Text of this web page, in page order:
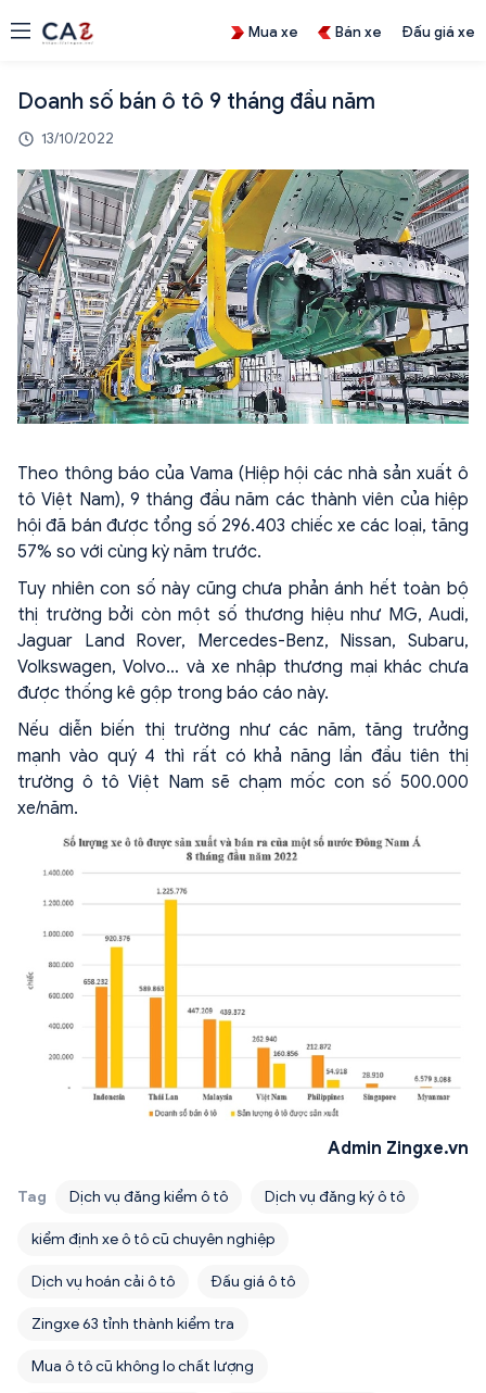
Mua xe Bán xe Đấu giá xe
Doanh số bán ô tô 9 tháng đầu năm
13/10/2022
Theo thông báo của Vama (Hiệp hội các nhà sản xuất ô
tô Việt Nam), 9 tháng đầu năm các thành viên của hiệp
hội đã bán được tổng số 296.403 chiếc xe các loại, tăng
57% so với cùng kỳ năm trước.
Tuy nhiên con số này cũng chưa phản ánh hết toàn bộ
thị trường bởi còn một số thương hiệu như MG, Audi,
Jaguar Land Rover, Mercedes-Benz, Nissan, Subaru,
Volkswagen, Volvo… và xe nhập thương mại khác chưa
được thống kê gộp trong báo cáo này.
Nếu diễn biến thị trường như các năm, tăng trưởng
mạnh vào quý 4 thì rất có khả năng lần đầu tiên thị
trường ô tô Việt Nam sẽ chạm mốc con số 500.000
xe/năm.
Admin Zingxe.vn
Tag Dịch vụ đăng kiểm ô tô Dịch vụ đăng ký ô tô
kiểm định xe ô tô cũ chuyên nghiệp
Dịch vụ hoán cải ô tô Đấu giá ô tô
Zingxe 63 tỉnh thành kiểm tra
Mua ô tô cũ không lo chất lượng